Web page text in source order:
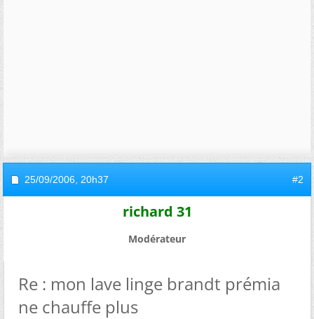
25/09/2006, 20h37 #2
richard 31
Modérateur
Re : mon lave linge brandt prémia
ne chauffe plus